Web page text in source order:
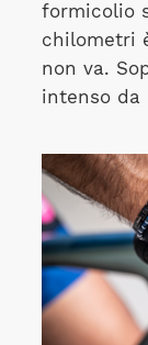
formicolio
chilometri
non va.
intenso da